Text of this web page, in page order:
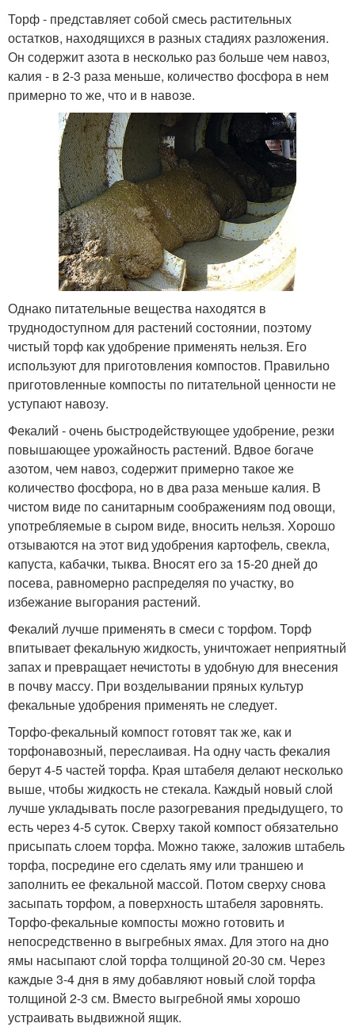
Торф - представляет собой смесь растительных
остатков, находящихся в разных стадиях разложения.
Он содержит азота в несколько раз больше чем навоз,
калия - в 2-3 раза меньше, количество фосфора в нем
примерно то же, что и в навозе.
Однако питательные вещества находятся в
труднодоступном для растений состоянии, поэтому
чистый торф как удобрение применять нельзя. Его
используют для приготовления компостов. Правильно
приготовленные компосты по питательной ценности не
уступают навозу.
Фекалий - очень быстродействующее удобрение, резки
повышающее урожайность растений. Вдвое богаче
азотом, чем навоз, содержит примерно такое же
количество фосфора, но в два раза меньше калия. В
чистом виде по санитарным соображениям под овощи,
употребляемые в сыром виде, вносить нельзя. Хорошо
отзываются на этот вид удобрения картофель, свекла,
капуста, кабачки, тыква. Вносят его за 15-20 дней до
посева, равномерно распределяя по участку, во
избежание выгорания растений.
Фекалий лучше применять в смеси с торфом. Торф
впитывает фекальную жидкость, уничтожает неприятный
запах и превращает нечистоты в удобную для внесения
в почву массу. При возделывании пряных культур
фекальные удобрения применять не следует.
Торфо-фекальный компост готовят так же, как и
торфонавозный, переслаивая. На одну часть фекалия
берут 4-5 частей торфа. Края штабеля делают несколько
выше, чтобы жидкость не стекала. Каждый новый слой
лучше укладывать после разогревания предыдущего, то
есть через 4-5 суток. Сверху такой компост обязательно
присыпать слоем торфа. Можно также, заложив штабель
торфа, посредине его сделать яму или траншею и
заполнить ее фекальной массой. Потом сверху снова
засыпать торфом, а поверхность штабеля заровнять.
Торфо-фекальные компосты можно готовить и
непосредственно в выгребных ямах. Для этого на дно
ямы насыпают слой торфа толщиной 20-30 см. Через
каждые 3-4 дня в яму добавляют новый слой торфа
толщиной 2-3 см. Вместо выгребной ямы хорошо
устраивать выдвижной ящик.